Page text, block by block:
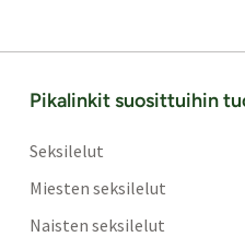
Pikalinkit suosittuihin
Seksilelut
Miesten seksilelut
Naisten seksilelut